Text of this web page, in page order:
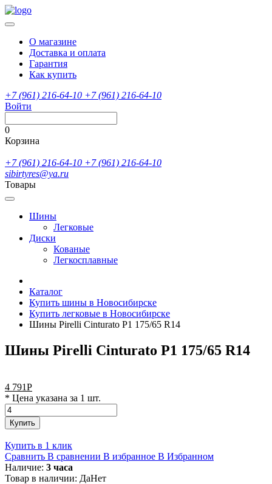
О магазине
Доставка и оплата
Гарантия
Как купить
+7 (961) 216-64-10 +7 (961) 216-64-10
Войти
0
Корзина
+7 (961) 216-64-10 +7 (961) 216-64-10
sibirtyres@ya.ru
Товары
Шины
Легковые
Диски
Кованые
Легкосплавные
Каталог
Купить шины в Новосибирске
Купить легковые в Новосибирске
Шины Pirelli Cinturato P1 175/65 R14
Шины Pirelli Cinturato P1 175/65 R14
4 791Р
* Цена указана за 1 шт.
Купить
Купить в 1 клик
Сравнить В сравнении В избранное В Избранном
Наличие: 3 часа
Товар в наличии: ДаНет